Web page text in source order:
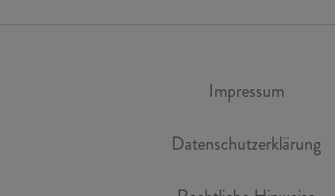
Impressum
Datenschutzerklärung